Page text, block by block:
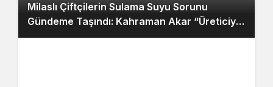
Milaslı Çiftçilerin Sulama Suyu Sorunu
Gündeme Taşındı: Kahraman Akar “Üreticiye
‘Ekmeyin, su yok’ demek zorunda kaldık”